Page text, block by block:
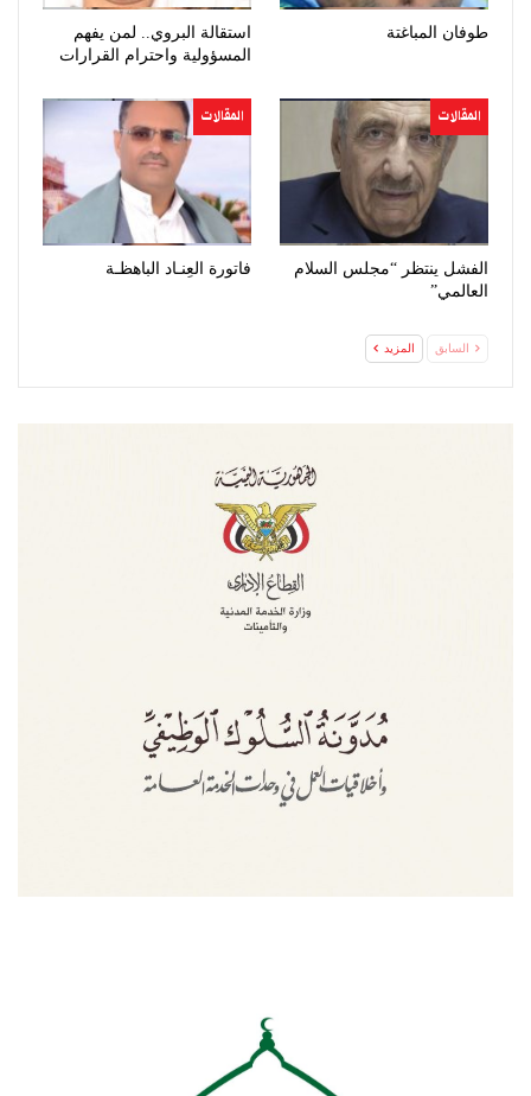
طوفان المباغتة
استقالة البروي.. لمن يفهم
المسؤولية واحترام القرارات
المقالات
الفشل ينتظر “مجلس السلام
العالمي”
المقالات
فاتورة العِنـاد الباهظـة
السابق المزيد